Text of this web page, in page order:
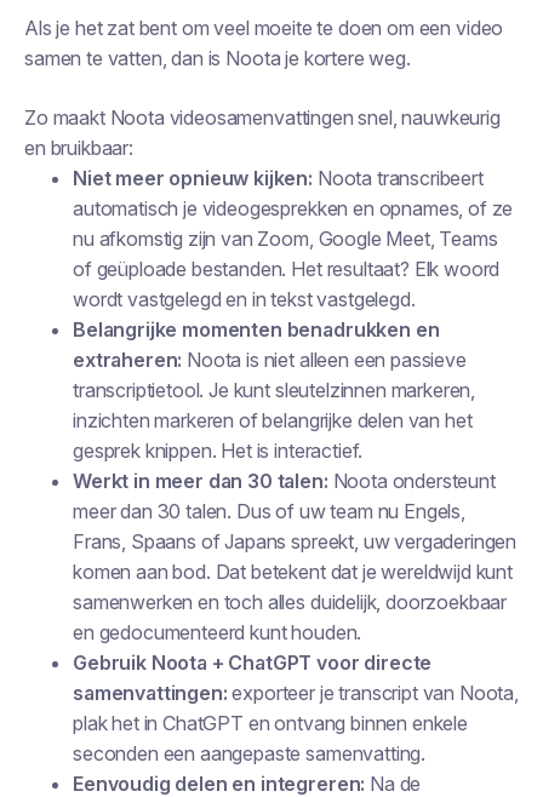
Als je het zat bent om veel moeite te doen om een video
samen te vatten, dan is Noota je kortere weg.
Zo maakt Noota videosamenvattingen snel, nauwkeurig
en bruikbaar:
Niet meer opnieuw kijken: Noota transcribeert
automatisch je videogesprekken en opnames, of ze
nu afkomstig zijn van Zoom, Google Meet, Teams
of geüploade bestanden. Het resultaat? Elk woord
wordt vastgelegd en in tekst vastgelegd.
Belangrijke momenten benadrukken en
extraheren: Noota is niet alleen een passieve
transcriptietool. Je kunt sleutelzinnen markeren,
inzichten markeren of belangrijke delen van het
gesprek knippen. Het is interactief.
Werkt in meer dan 30 talen: Noota ondersteunt
meer dan 30 talen. Dus of uw team nu Engels,
Frans, Spaans of Japans spreekt, uw vergaderingen
komen aan bod. Dat betekent dat je wereldwijd kunt
samenwerken en toch alles duidelijk, doorzoekbaar
en gedocumenteerd kunt houden.
Gebruik Noota + ChatGPT voor directe
samenvattingen:exporteer je transcript van Noota,
plak het in ChatGPT en ontvang binnen enkele
seconden een aangepaste samenvatting.
Eenvoudig delen en integreren: Na de